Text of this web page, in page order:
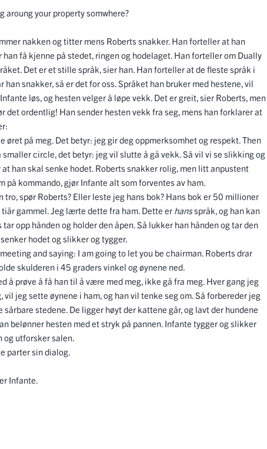
aroung your property somwhere?
nakken og titter mens Roberts snakker. Han forteller at han
få kjenne på stedet, ringen og hodelaget. Han forteller om Dually
Det er et stille språk, sier han. Han forteller at de fleste språk i
han snakker, så er det for oss. Språket han bruker med hestene, vil
løs, og hesten velger å løpe vekk. Det er greit, sier Roberts, men
det ordentlig! Han sender hesten vekk fra seg, mens han forklarer at
øret på meg. Det betyr: jeg gir deg oppmerksomhet og respekt. Then
circle, det betyr: jeg vil slutte å gå vekk. Så vil vi se slikking og
han skal senke hodet. Roberts snakker rolig, men litt anpustent
på kommando, gjør Infante alt som forventes av ham.
tro, spør Roberts? Eller leste jeg hans bok? Hans bok er 50 millioner
gammel. Jeg lærte dette fra ham. Dette er hansspråk, og han kan
opp hånden og holder den åpen. Så lukker han hånden og tar den
hodet og slikker og tygger.
and saying: I am going to let you be chairman. Roberts drar
skulderen i 45 graders vinkel og øynene ned.
å prøve å få han til å være med meg, ikke gå fra meg. Hver gang jeg
vil jeg sette øynene i ham, og han vil tenke seg om. Så forbereder jeg
sårbare stedene. De ligger høyt der kattene går, og lavt der hundene
belønner hesten med et stryk på pannen. Infante tygger og slikker
og utforsker salen.
parter sin dialog.
Infante.